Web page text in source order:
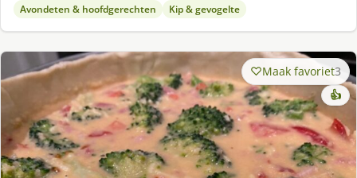
Avondeten & hoofdgerechten Kip & gevogelte
Maak favoriet3
👍